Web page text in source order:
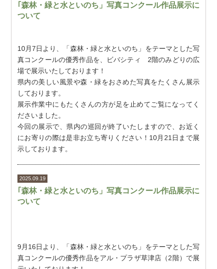
｢森林・緑と水といのち」写真コンクール作品展示に
ついて
10月7日より、「森林・緑と水といのち」をテーマとした写
真コンクールの優秀作品を、ビバシティ 2階のみどりの広
場で展示いたしております！
県内の美しい風景や森・緑をおさめた写真をたくさん展示
しております。
展示作業中にもたくさんの方が足を止めてご覧になってく
ださいました。
今回の展示で、県内の巡回が終了いたしますので、お近く
にお寄りの際は是非お立ち寄りください！10月21日まで展
示しております。
｢森林・緑と水といのち」写真コンクール作品展示に
ついて
2025.09.19
9月16日より、「森林・緑と水といのち」をテーマとした写
真コンクールの優秀作品をアル・プラザ草津店（2階）で展